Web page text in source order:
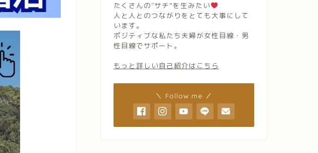
たくさんの″サチ”を生みたい
人と人とのつながりをとても大事にして
います。
ポジティブな私たち夫婦が女性目線・男
性目線でサポート。
もっと詳しい自己紹介はこちら
＼ Follow me ／